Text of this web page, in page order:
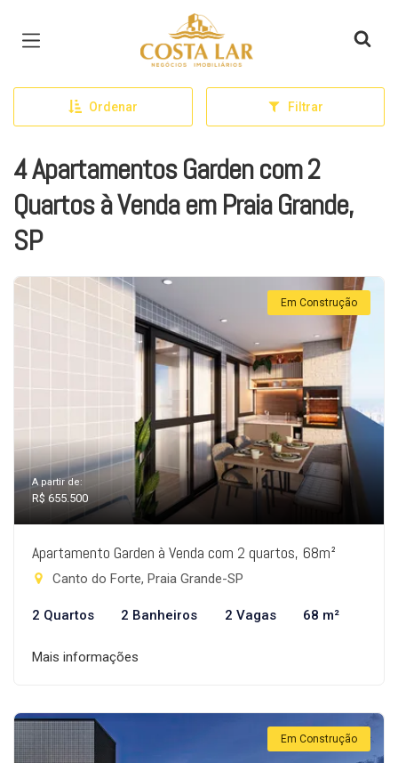
Página inicial
Ordenar Filtrar
4 Apartamentos Garden com 2
Quartos à Venda em Praia Grande,
SP
Em Construção
A partir de:
R$ 655.500
Apartamento Garden à Venda com 2 quartos, 68m²
Canto do Forte, Praia Grande-SP
2 Quartos 2 Banheiros 2 Vagas 68 m²
Mais informações
Em Construção